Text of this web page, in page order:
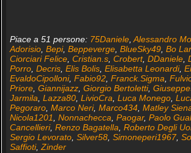
Piace a 51 persone: 75Daniele, Alessandro
Adorisio, Bepi, Beppeverge, BlueSky49, Bo
Ciorciari Felice, Cristian.s, Crobert, DDaniele,
Porro, Decris, Elis Bolis, Elisabetta Leonardi,
EvaldoCipolloni, Fabio92, Franck.Sigma
Priore, Giannijazz, Giorgio Bertoletti,
Jarmila Lazza80, LivioCra Luca Monego,
Pegoraro, Marco Neri, Marco434, Matley
Nicola1201
Nonnachecca Paogar, Paolo
Cancellieri, Renzo Bagatella Roberto Degli
Sergio Levorato, Silver58, Simoneperi1967,
Saffioti, Zinder